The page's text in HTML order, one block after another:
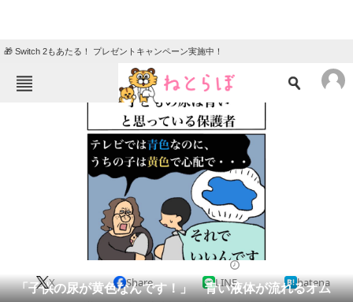
🎁 Switch 2もあたる！ プレゼントキャンペーン実施中！
ニュース
クイズ
地域
教育・育児
リサーチ
会員記事
「子供の尿が黄色なんです！」 青い液体が流れるオム
X Share LINE hatena